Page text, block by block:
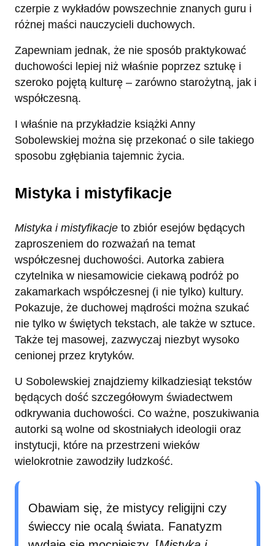
czerpie z wykładów powszechnie znanych guru i
różnej maści nauczycieli duchowych.
Zapewniam jednak, że nie sposób praktykować
duchowości lepiej niż właśnie poprzez sztukę i
szeroko pojętą kulturę – zarówno starożytną, jak i
współczesną.
I właśnie na przykładzie książki Anny
Sobolewskiej można się przekonać o sile takiego
sposobu zgłębiania tajemnic życia.
Mistyka i mistyfikacje
Mistyka i mistyfikacje to zbiór esejów będących
zaproszeniem do rozważań na temat
współczesnej duchowości. Autorka zabiera
czytelnika w niesamowicie ciekawą podróż po
zakamarkach współczesnej (i nie tylko) kultury.
Pokazuje, że duchowej mądrości można szukać
nie tylko w świętych tekstach, ale także w sztuce.
Także tej masowej, zazwyczaj niezbyt wysoko
cenionej przez krytyków.
U Sobolewskiej znajdziemy kilkadziesiąt tekstów
będących dość szczegółowym świadectwem
odkrywania duchowości. Co ważne, poszukiwania
autorki są wolne od skostniałych ideologii oraz
instytucji, które na przestrzeni wieków
wielokrotnie zawodziły ludzkość.
Obawiam się, że mistycy religijni czy
świeccy nie ocalą świata. Fanatyzm